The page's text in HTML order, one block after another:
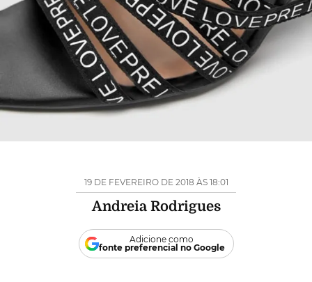
19 DE FEVEREIRO DE 2018 ÀS 18:01
Andreia Rodrigues
Adicione como
fonte preferencial no Google